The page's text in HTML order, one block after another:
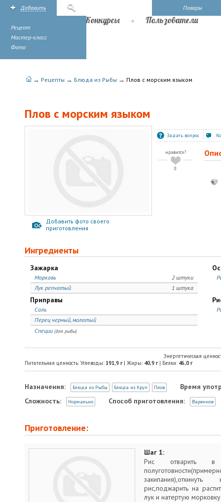
Повары
Добавить
Рецепт
Мастер-класс
Фото
Конкурсы Пользователи
→ Рецепты → Блюда из Рыбы → Плов с морским языком
Плов с морским языком
Добавить фото своего
приготовления
Задать вопрос
нравится?
0
Ингредиенты
Зажарка
2 штуки
Морковь
1 штука
Лук репчатый
Приправы
Соль
Перец черный, молотый
Специи (для рыбы)
Энергетическая
Питательная ценность: Углеводы: 191,9 г| Жиры: 40,9 г| Белки: 46,0 г
Назначения: Блюда из Рыбы Блюда из Круп Плов
Время
Сложность:
Нормально Способ приготовления: Варенное
Приготовление:
Шаг 1:
Рис отварить
рис,поджарить на
лук и натертую